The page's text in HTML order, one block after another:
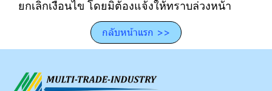
ยกเลิกเงื่อนไข โดยมิต้องแจ้งให้ทราบล่วงหน้า
กลับหน้าแรก >>